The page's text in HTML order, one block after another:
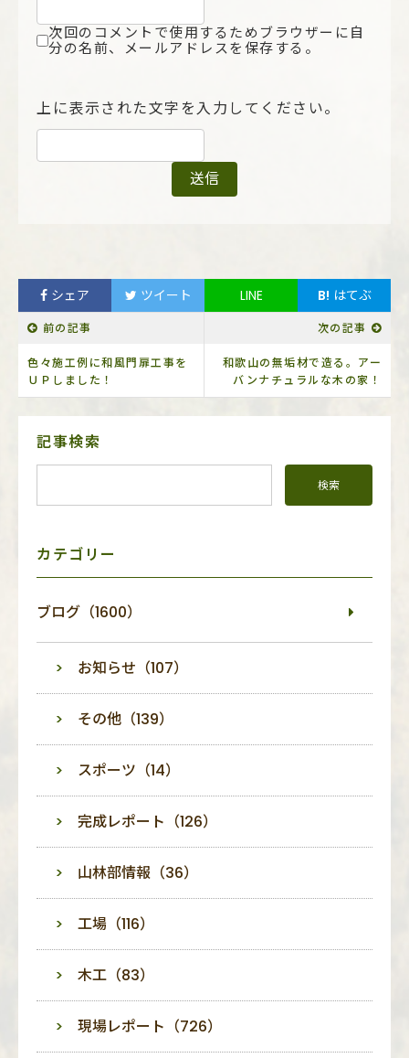
次回のコメントで使用するためブラウザーに自
分の名前、メールアドレスを保存する。
上に表示された文字を入力してください。
シェア ツイート LINE B! はてぶ
前の記事
色々施工例に和風門扉工事を
ＵＰしました！
次の記事
和歌山の無垢材で造る。アー
バンナチュラルな木の家！
サ
ニ
記事検索
カテゴリー
ブログ（1600）
お知らせ（107）
その他（139）
スポーツ（14）
完成レポート（126）
山林部情報（36）
工場（116）
木工（83）
現場レポート（726）